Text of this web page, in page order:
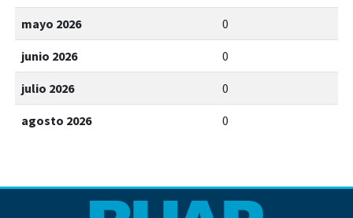
mayo 2026 0
junio 2026 0
julio 2026 0
agosto 2026 0